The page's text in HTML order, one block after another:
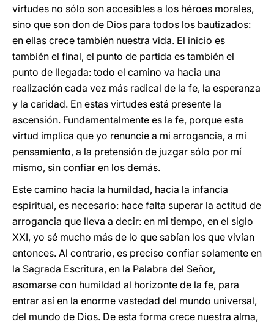
virtudes no sólo son accesibles a los héroes morales,
sino que son don de Dios para todos los bautizados:
en ellas crece también nuestra vida. El inicio es
también el final, el punto de partida es también el
punto de llegada: todo el camino va hacia una
realización cada vez más radical de la fe, la esperanza
y la caridad. En estas virtudes está presente la
ascensión. Fundamentalmente es la fe, porque esta
virtud implica que yo renuncie a mi arrogancia, a mi
pensamiento, a la pretensión de juzgar sólo por mí
mismo, sin confiar en los demás.
Este camino hacia la humildad, hacia la infancia
espiritual, es necesario: hace falta superar la actitud de
arrogancia que lleva a decir: en mi tiempo, en el siglo
XXI, yo sé mucho más de lo que sabían los que vivían
entonces. Al contrario, es preciso confiar solamente en
la Sagrada Escritura, en la Palabra del Señor,
asomarse con humildad al horizonte de la fe, para
entrar así en la enorme vastedad del mundo universal,
del mundo de Dios. De esta forma crece nuestra alma,